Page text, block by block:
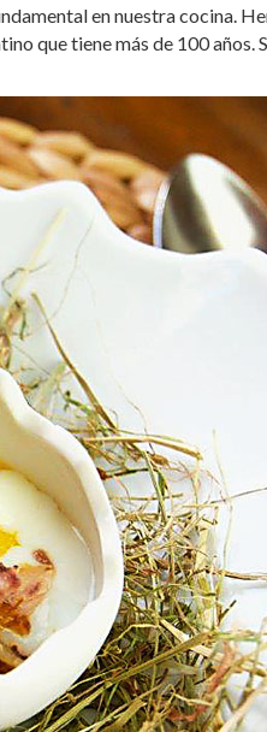
en nuestra cocina.
que tiene más de 100 años.